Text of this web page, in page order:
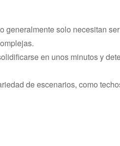
generalmente solo necesitan
en unos minutos y
de escenarios, como